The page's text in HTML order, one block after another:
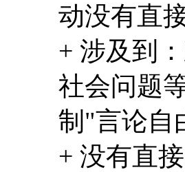
动没有直
+ 涉及到
社会问题
制"言论自
+ 没有直